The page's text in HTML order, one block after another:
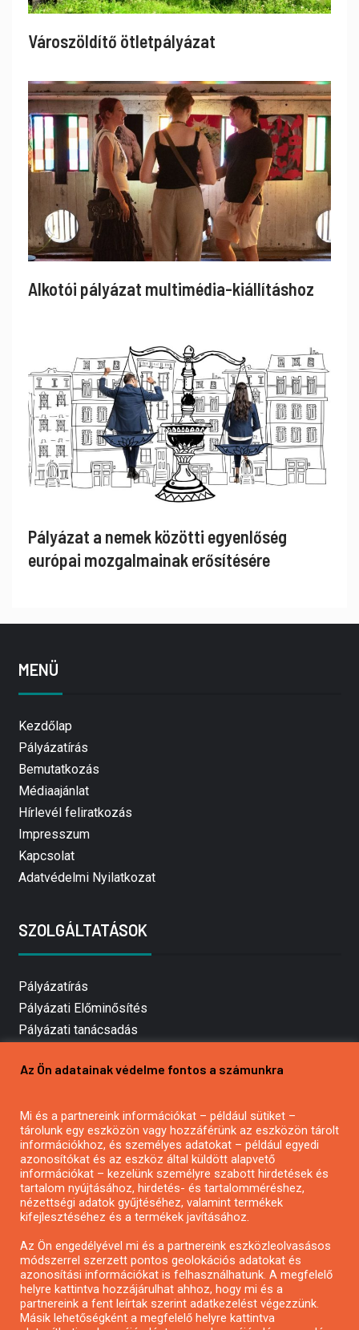
Városzöldítő ötletpályázat
Alkotói pályázat multimédia-kiállításhoz
Pályázat a nemek közötti egyenlőség
európai mozgalmainak erősítésére
MENÜ
Kezdőlap
Pályázatírás
Bemutatkozás
Médiaajánlat
Hírlevél feliratkozás
Impresszum
Kapcsolat
Adatvédelmi Nyilatkozat
SZOLGÁLTATÁSOK
Pályázatírás
Pályázati Előminősítés
Pályázati tanácsadás
Mezőgazdasági pályázatírás
Pályázatírás civil szervezeteknek
Pályázatírás önkormányzatoknak
Pályázatfigyelés
Specifikus pályázatfigyelés vagy hírlevél
Pályázatok magánszemélyeknek
Pályázatok civil szervezeteknek
Az Ön adatainak védelme fontos a számunkra
Mi és a partnereink információkat – például sütiket –
tárolunk egy eszközön vagy hozzáférünk az eszközön tárolt
információkhoz, és személyes adatokat – például egyedi
azonosítókat és az eszköz által küldött alapvető
információkat – kezelünk személyre szabott hirdetések és
tartalom nyújtásához, hirdetés- és tartalomméréshez,
nézettségi adatok gyűjtéséhez, valamint termékek
kifejlesztéséhez és a termékek javításához.
Az Ön engedélyével mi és a partnereink eszközleolvasásos
módszerrel szerzett pontos geolokációs adatokat és
azonosítási információkat is felhasználhatunk. A megfelelő
helyre kattintva hozzájárulhat ahhoz, hogy mi és a
partnereink a fent leírtak szerint adatkezelést végezzünk.
Másik lehetőségként a megfelelő helyre kattintva